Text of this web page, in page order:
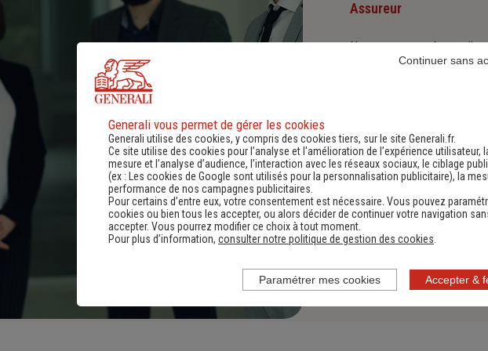
Assureur
Nous proposons à nos
et environnementaux.
Nous sommes convaincus
positives : cette vision est
Diversité, Equité,
Nous faisons de la
Generali vous permet de gérer les cookies
Generali utilise des cookies, y compris des cookies tiers, sur le site Generali.fr.
Ce site utilise des cookies pour l’analyse et l'amélioration de l’expérience utilisateur,
mesure et l’analyse d’audience, l’interaction avec les réseaux sociaux, le ciblage
(ex : Les cookies de Google sont utilisés pour la personnalisation publicitaire), la
performance de nos campagnes publicitaires.
Pour certains d’entre eux, votre consentement est nécessaire. Vous pouvez
cookies ou bien tous les accepter, ou alors décider de continuer votre navigation
accepter. Vous pourrez modifier ce choix à tout moment.
Pour plus d’information, consulter notre politique de gestion des cookies.
Accepter &
Continuer sans
Paramétrer mes cookies